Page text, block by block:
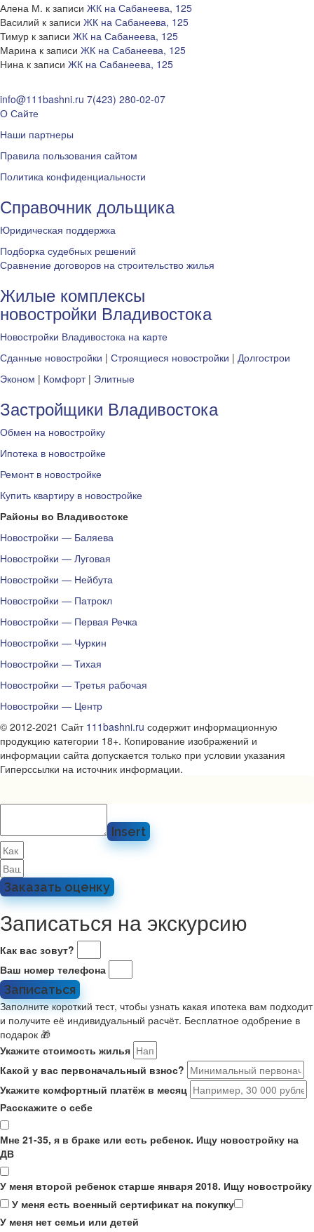
Алена М. к записи ЖК на Сабанеева, 125
Василий к записи ЖК на Сабанеева, 125
Тимур к записи ЖК на Сабанеева, 125
Марина к записи ЖК на Сабанеева, 125
Нина к записи ЖК на Сабанеева, 125
info@111bashni.ru 7(423) 280-02-07
О Сайте
Наши партнеры
Правила пользования сайтом
Политика конфиденциальности
Справочник дольщика
Юридическая поддержка
Подборка судебных решений
Сравнение договоров на строительство жилья
Жилые комплексы
новостройки Владивостока
Новостройки Владивостока на карте
Сданные новостройки | Строящиеся новостройки | Долгострои
Эконом | Комфорт| Элитные
Застройщики Владивостока
Обмен на новостройку
Ипотека в новостройке
Ремонт в новостройке
Купить квартиру в новостройке
Районы во Владивостоке
Новостройки — Баляева
Новостройки — Луговая
Новостройки — Нейбута
Новостройки — Патрокл
Новостройки — Первая Речка
Новостройки — Чуркин
Новостройки — Тихая
Новостройки — Третья рабочая
Новостройки — Центр
© 2012-2021 Сайт 111bashni.ru содержит информационную
продукцию категории 18+. Копирование изображений и
информации сайта допускается только при условии указания
Гиперссылки на источник информации.
Insert
Заказать оценку
Записаться на экскурсию
Как вас зовут?
Ваш номер телефона
Записаться
Заполните короткий тест, чтобы узнать какая ипотека вам подходит
и получите её индивидуальный расчёт. Бесплатное одобрение в
подарок 🎁
Укажите стоимость жилья
Какой у вас первоначальный взнос?
Укажите комфортный платёж в месяц
Расскажите о себе
Мне 21-35, я в браке или есть ребенок. Ищу новостройку на
ДВ
У меня второй ребенок старше января 2018. Ищу новостройку
У меня есть военный сертификат на покупку
У меня нет семьи или детей